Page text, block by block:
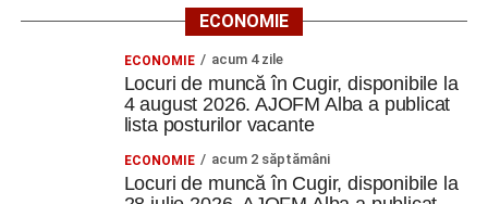
ECONOMIE
ECONOMIE acum 4 zile
Locuri de muncă în Cugir, disponibile la
4 august 2026. AJOFM Alba a publicat
lista posturilor vacante
ECONOMIE acum 2 săptămâni
Locuri de muncă în Cugir, disponibile la